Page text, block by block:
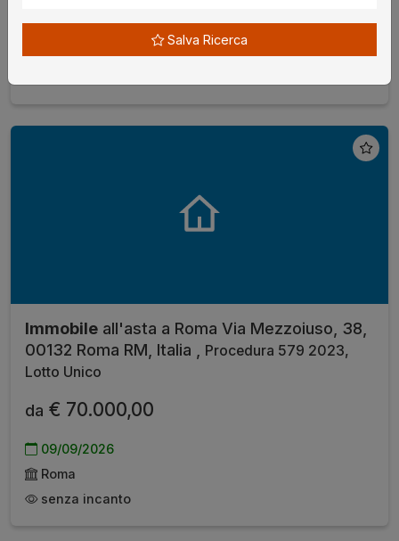
08/09/2026
Immobile all'asta a Roma Via Mezzoiuso, 38,
00132 Roma RM, Italia ,
Procedura 579 2023,
Lotto Unico
da € 70.000,00
09/09/2026
Roma
senza incanto
Salva Ricerca